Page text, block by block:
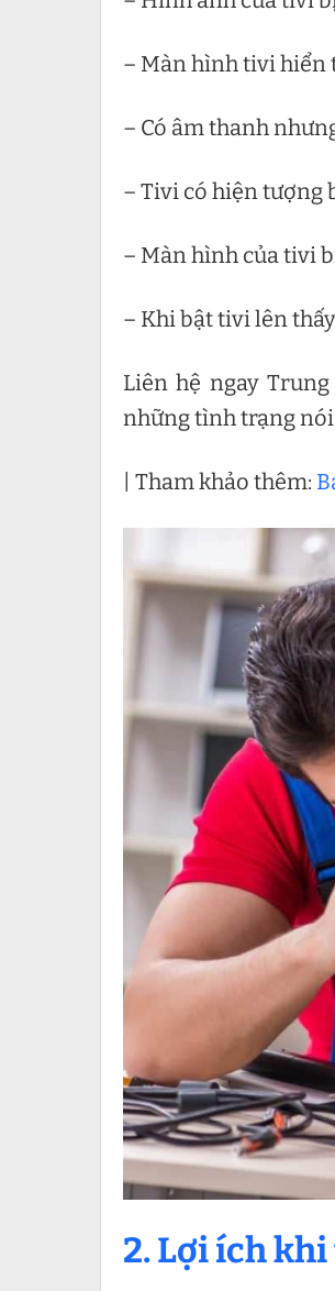
– Màn hình tivi hiển
– Có âm thanh
– Tivi có hiện tượng
– Màn hình của tivi
– Khi bật tivi lên
Liên hệ ngay
những tình trạng
| Tham khảo thêm:
2. Lợi ích